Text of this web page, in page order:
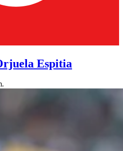
Espitia